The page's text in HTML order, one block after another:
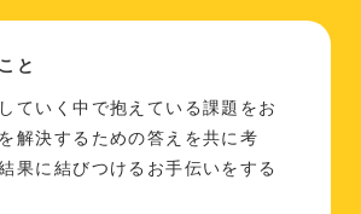
と
ていく中で抱えている課題をお
解決するための答えを共に考
果に結びつけるお手伝いをする